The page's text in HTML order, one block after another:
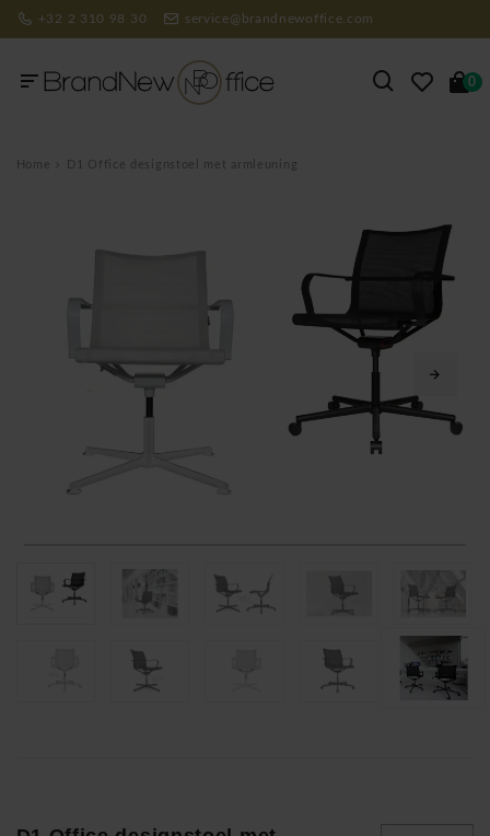
+32 2 310 98 30 service@brandnewoffice.com
0
Home D1 Office designstoel met armleuning